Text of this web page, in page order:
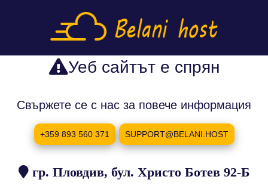
Уеб сайтът е спрян
Свържете се с нас за повече информация
+359 893 560 371 SUPPORT@BELANI.HOST
гр. Пловдив, бул. Христо Ботев 92-Б